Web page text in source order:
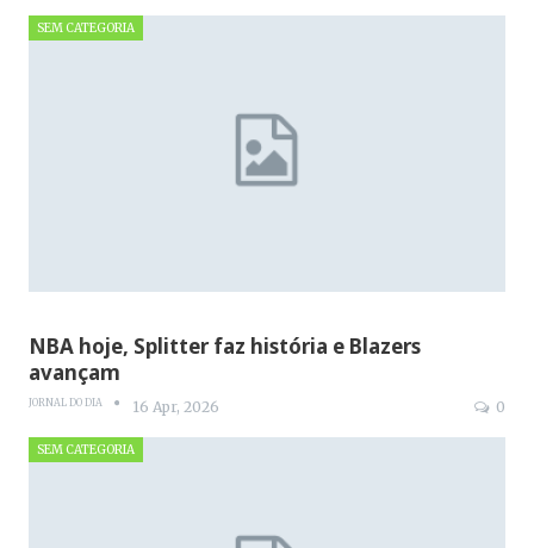
SEM CATEGORIA
NBA hoje, Splitter faz história e Blazers
avançam
JORNAL DO DIA 16 Apr, 2026 0
SEM CATEGORIA